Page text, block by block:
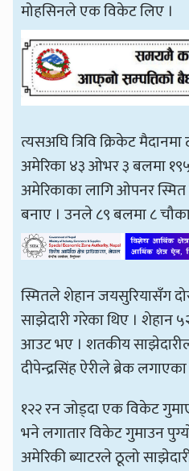
मोहसिनले एक विकेट लिए ।
त्यसअघि त्रिवि क्रिकेट
अमेरिका ४३ ओभर ३ बलमा
अमेरिकाका लागि ओपनर
बनाए । उनले ८९ बलमा ८ चौका
स्मितले शेहान जयसुरियासँग
साझेदारी गरेका थिए । शेहान
आउट भए । शतकीय
दीपेन्द्रसिंह ऐरीले ब्रेक
१२२ रन जोड्दा एक विकेट
भने लगातार विकेट गुमाउन
अमेरिकी ब्याटरले ठूलो